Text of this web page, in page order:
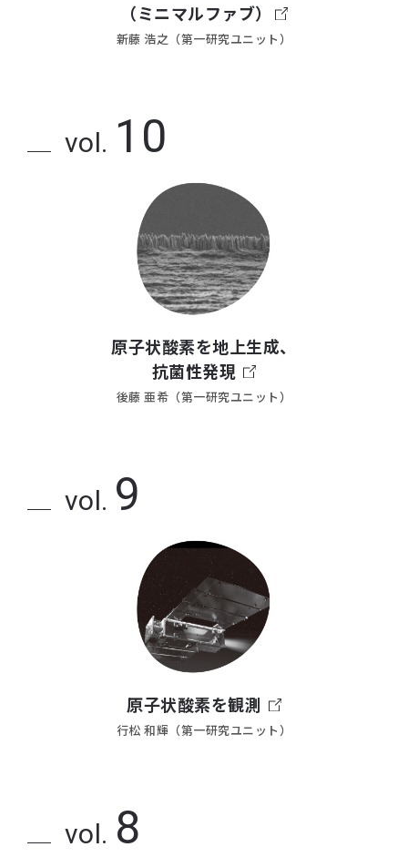
（ミニマルファブ）
新藤 浩之（第一研究ユニット）
原子状酸素を地上生成、
抗菌性発現
vol. 10
後藤 亜希（第一研究ユニット）
原子状酸素を観測
vol. 9
行松 和輝（第一研究ユニット）
vol. 8